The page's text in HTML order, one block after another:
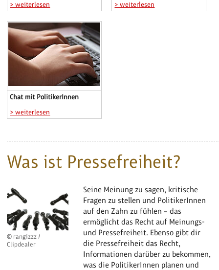
> weiterlesen
> weiterlesen
Chat mit PolitikerInnen
> weiterlesen
Was ist Pressefreiheit?
© rangizzz /
Clipdealer
Seine Meinung zu sagen, kritische
Fragen zu stellen und PolitikerInnen
auf den Zahn zu fühlen – das
ermöglicht das Recht auf Meinungs-
und Pressefreiheit. Ebenso gibt dir
die Pressefreiheit das Recht,
Informationen darüber zu bekommen,
was die PolitikerInnen planen und